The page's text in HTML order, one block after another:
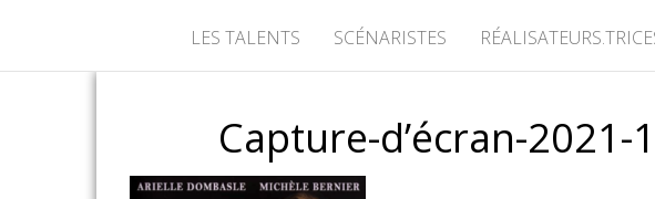
LES TALENTS SCÉNARISTES
Capture-d’écran-2021-